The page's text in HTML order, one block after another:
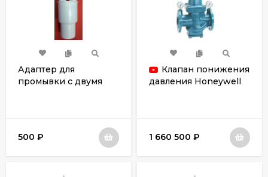
Адаптер для
промывки с двумя
500 ₽
Клапан понижения
давления Honeywell
1 660 500 ₽